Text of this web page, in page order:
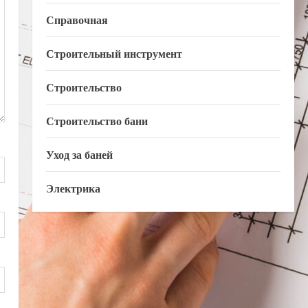
Справочная
Строительный инструмент
Строительство
Строительство бани
Уход за баней
Электрика